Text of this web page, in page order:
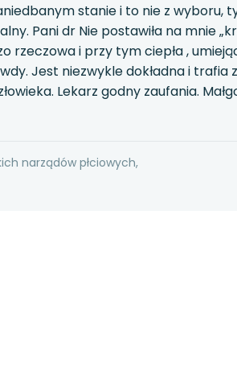
stanie i to nie z wyboru,
Pani dr Nie postawiła na mnie
rzeczowa i przy tym ciepła ,
Jest niezwykle dokładna i trafia
Lekarz godny zaufania.
narządów płciowych,